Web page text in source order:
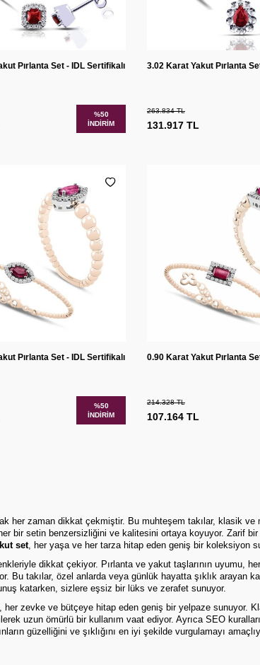
Karşılaştır
Pırlanta Set - IDL Sertifikalı
%50
İNDIRIM
Ekle
3.02 Karat Yakut Pırlanta
263.834TL
131.917 TL
Karşılaştır
Pırlanta Set - IDL Sertifikalı
%50
İNDIRIM
Ekle
0.90 Karat Yakut Pırlanta
214.328TL
107.164 TL
her zaman dikkat çekmiştir. Bu muhteşem takılar, klasik ve
bir setin benzersizliğini ve kalitesini ortaya koyuyor. Zarif
set, her yaşa ve her tarza hitap eden geniş bir koleksiyon
dikkat çekiyor. Pırlanta ve yakut taşlarının uyumu,
Bu takılar, özel anlarda veya günlük hayatta şıklık arayan
katarken, sizlere eşsiz bir lüks ve zerafet sunuyor.
, her zevke ve bütçeye hitap eden geniş bir yelpaze sunuyor.
uzun ömürlü bir kullanım vaat ediyor. Ayrıca SEO
güzelliğini ve şıklığını en iyi şekilde vurgulamayı